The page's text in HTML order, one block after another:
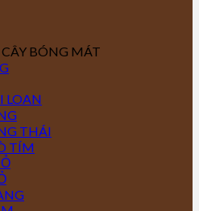
BÓNG MÁT
LOAN
THÁI
TÍM